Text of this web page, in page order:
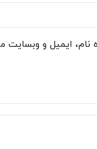
نام، ایمیل و وبسایت